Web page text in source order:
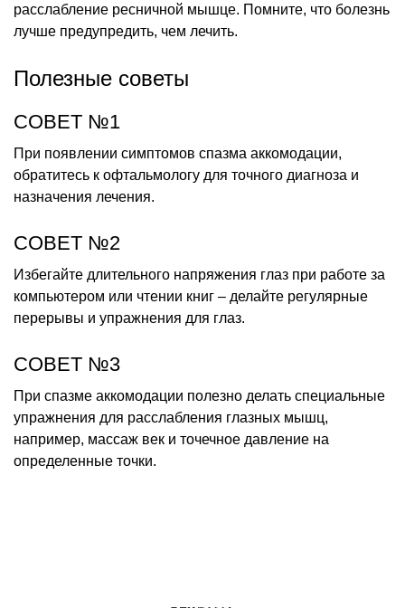
расслабление ресничной мышце. Помните, что болезнь
лучше предупредить, чем лечить.
Полезные советы
СОВЕТ №1
При появлении симптомов спазма аккомодации,
обратитесь к офтальмологу для точного диагноза и
назначения лечения.
СОВЕТ №2
Избегайте длительного напряжения глаз при работе за
компьютером или чтении книг – делайте регулярные
перерывы и упражнения для глаз.
СОВЕТ №3
При спазме аккомодации полезно делать специальные
упражнения для расслабления глазных мышц,
например, массаж век и точечное давление на
определенные точки.